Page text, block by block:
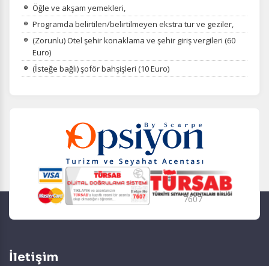
Öğle ve akşam yemekleri,
Programda belirtilen/belirtilmeyen ekstra tur ve geziler,
(Zorunlu) Otel şehir konaklama ve şehir giriş vergileri (60
Euro)
(İsteğe bağlı) şoför bahşişleri (10 Euro)
7607
İletişim